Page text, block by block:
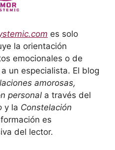
es solo
la orientación
emocionales o de
un especialista. El blog
amorosas,
personal a través del
y la Constelación
es
del lector.